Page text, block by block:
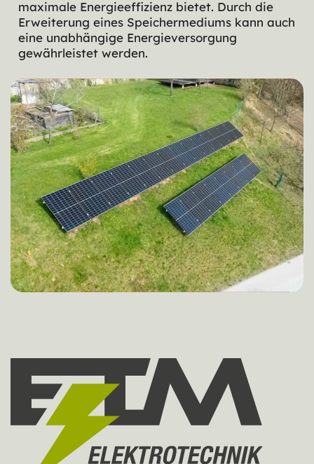
maximale Energieeffizienz bietet. Durch die
Erweiterung eines Speichermediums kann auch
eine unabhängige Energieversorgung
gewährleistet werden.